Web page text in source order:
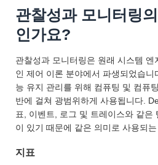
관찰성과 모니터링
인가요?
관찰성과 모니터링은 원래 시스템
인 제어 이론 분야에서 파생되었습니
능 유지 관리를 위해 컴퓨팅 및 컴퓨
반에 걸쳐 광범위하게 사용됩니다.
표, 이벤트, 로그 및 트레이스와 같은
이 있기 때문에 같은 의미로 사용되
지표